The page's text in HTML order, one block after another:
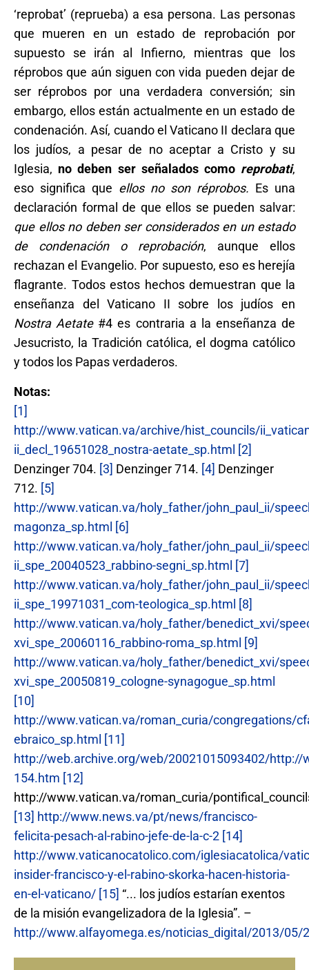
‘reprobat’ (reprueba) a esa persona. Las personas
que mueren en un estado de reprobación por
supuesto se irán al Infierno, mientras que los
réprobos que aún siguen con vida pueden dejar de
ser réprobos por una verdadera conversión; sin
embargo, ellos están actualmente en un estado de
condenación. Así, cuando el Vaticano II declara que
los judíos, a pesar de no aceptar a Cristo y su
Iglesia, no deben ser señalados como reprobati,
eso significa que ellos no son réprobos. Es una
declaración formal de que ellos se pueden salvar:
que ellos no deben ser considerados en un estado
de condenación o reprobación, aunque ellos
rechazan el Evangelio. Por supuesto, eso es herejía
flagrante. Todos estos hechos demuestran que la
enseñanza del Vaticano II sobre los judíos en
Nostra Aetate#4 es contraria a la enseñanza de
Jesucristo, la Tradición católica, el dogma católico
y todos los Papas verdaderos.
Notas:
[1]
http://www.vatican.va/archive/hist_councils/
ii_decl_19651028_nostra-aetate_sp.html [2]
Denzinger 704. [3] Denzinger 714. [4] Denzinger
712. [5]
http://www.vatican.va/holy_father/john_paul_ii/
magonza_sp.html [6]
http://www.vatican.va/holy_father/john_paul_ii/
ii_spe_20040523_rabbino-segni_sp.html [7]
http://www.vatican.va/holy_father/john_paul_ii/
ii_spe_19971031_com-teologica_sp.html [8]
http://www.vatican.va/holy_father/benedict_xvi/
xvi_spe_20060116_rabbino-roma_sp.html [9]
http://www.vatican.va/holy_father/benedict_xvi/
xvi_spe_20050819_cologne-synagogue_sp.html
[10]
http://www.vatican.va/roman_curia/congregations/
ebraico_sp.html [11]
http://web.archive.org/web/20021015093402/
154.htm [12]
http://www.vatican.va/roman_curia/
[13] http://www.news.va/pt/news/francisco-
felicita-pesach-al-rabino-jefe-de-la-c-2 [14]
http://www.vaticanocatolico.com/iglesiacatolica/
insider-francisco-y-el-rabino-skorka-hacen-historia-
en-el-vaticano/ [15] “... los judíos estarían exentos
de la misión evangelizadora de la Iglesia”. –
http://www.alfayomega.es/noticias_digital/2013/05/